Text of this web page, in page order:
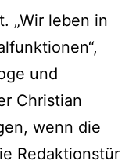
„Wir leben in
und
Christian
wenn die
Redaktionstür